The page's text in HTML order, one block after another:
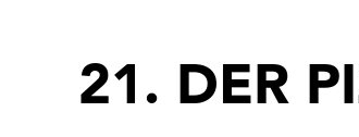
21. DER
Sonderausstellungen